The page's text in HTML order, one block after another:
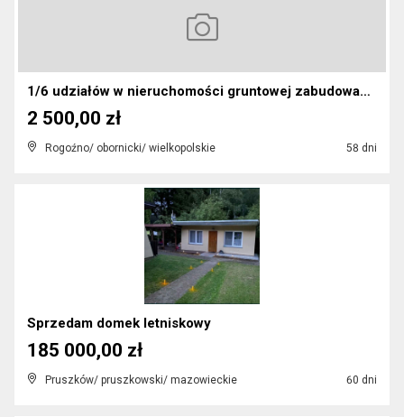
1/6 udziałów w nieruchomości gruntowej zabudowanej...
Rogoźno/ obornicki/ wielkopolskie 58 dni
2 500,00 zł
Sprzedam domek letniskowy
Pruszków/ pruszkowski/ mazowieckie 60 dni
185 000,00 zł